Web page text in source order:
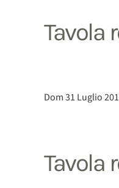
Tavola
Dom 31 Luglio
Tavola